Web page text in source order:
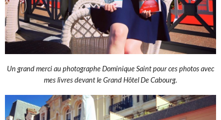
Un grand merci au photographe Dominique Saint pour ces photos avec
mes livres devant le Grand Hôtel De Cabourg.